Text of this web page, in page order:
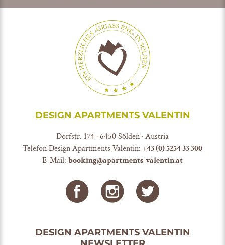
DESIGN APARTMENTS VALENTIN
Dorfstr. 174 · 6450 Sölden · Austria
Telefon Design Apartments Valentin: +43 (0) 5254 33 300
E-Mail: booking@apartments-valentin.at
DESIGN APARTMENTS VALENTIN